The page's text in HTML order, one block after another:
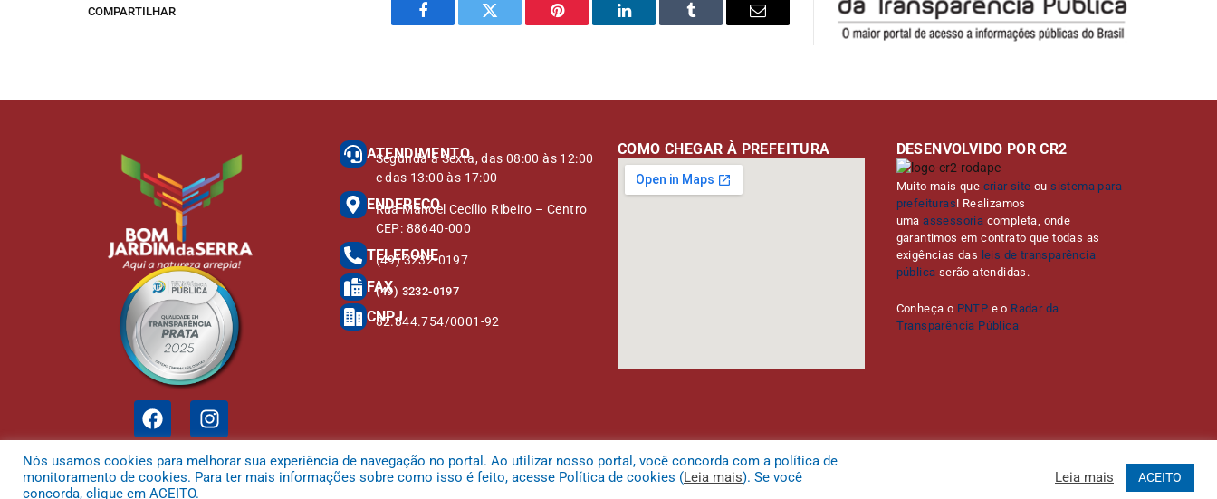
COMPARTILHAR
Facebook Twitter Pinterest LinkedIn Tumblr
E-
ATENDIMENTO
Segunda à Sexta, das 08:00 às 12:00
e das 13:00 às 17:00
ENDEREÇO
Rua Manoel Cecílio Ribeiro – Centro
CEP: 88640-000
TELEFONE
(49) 3232-0197
FAX
(49) 3232-0197
CNPJ
82.844.754/0001-92
COMO CHEGAR À PREFEITURA DESENVOLVIDO POR CR2
Muito mais que criar site ousistema para
prefeituras! Realizamos
umaassessoria completa, onde
garantimos em contrato que todas as
exigências das leis de transparência
pública serão atendidas.
Conheça o PNTP e o Radar da
Transparência Pública
Todos os direitos reservados a Prefeitura Municipal de Bom Jardim da Serra.
Nós usamos cookies para melhorar sua experiência de navegação no portal. Ao utilizar nosso portal, você concorda com a política de
monitoramento de cookies. Para ter mais informações sobre como isso é feito, acesse Política de cookies (Leia mais). Se você
concorda, clique em ACEITO.
Leia mais ACEITO